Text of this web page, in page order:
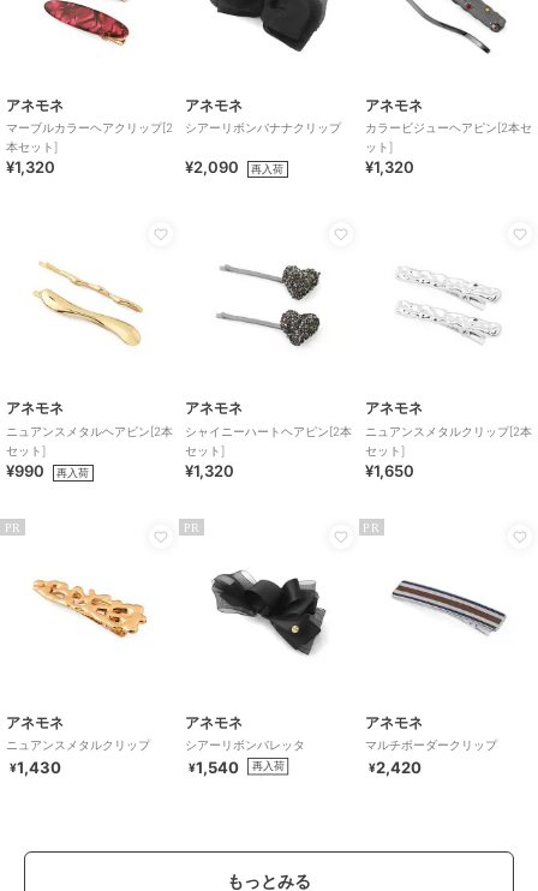
アネモネ
マーブルカラーヘアクリップ[2
本セット]
¥1,320
アネモネ
シアーリボンバナナクリップ
¥2,090 再入荷
アネモネ
カラービジューヘアピン[2本セ
ット]
¥1,320
アネモネ
ニュアンスメタルヘアピン[2本
セット]
¥990 再入荷
アネモネ
シャイニーハートヘアピン[2本
セット]
¥1,320
アネモネ
ニュアンスメタルクリップ[2本
セット]
¥1,650
PR
アネモネ
ニュアンスメタルクリップ
¥1,430
PR
アネモネ
シアーリボンバレッタ
¥1,540 再入荷
PR
アネモネ
マルチボーダークリップ
¥2,420
もっとみる